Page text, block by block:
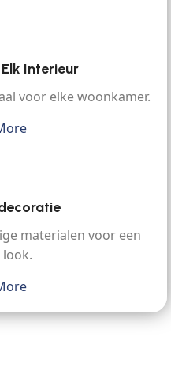
Interieur
voor elke woonkamer.
materialen voor een